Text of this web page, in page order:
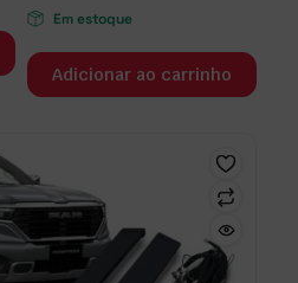
Em estoque
Adicionar ao carrinho